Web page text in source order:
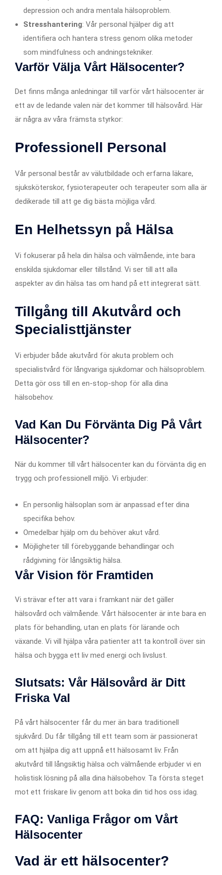
depression och andra mentala hälsoproblem.
Stresshantering: Vår personal hjälper dig att
identifiera och hantera stress genom olika metoder
som mindfulness och andningstekniker.
Varför Välja Vårt Hälsocenter?
Det finns många anledningar till varför vårt hälsocenter är
ett av de ledande valen när det kommer till hälsovård. Här
är några av våra främsta styrkor:
Professionell Personal
Vår personal består av välutbildade och erfarna läkare,
sjuksköterskor, fysioterapeuter och terapeuter som alla är
dedikerade till att ge dig bästa möjliga vård.
En Helhetssyn på Hälsa
Vi fokuserar på hela din hälsa och välmående, inte bara
enskilda sjukdomar eller tillstånd. Vi ser till att alla
aspekter av din hälsa tas om hand på ett integrerat sätt.
Tillgång till Akutvård och
Specialisttjänster
Vi erbjuder både akutvård för akuta problem och
specialistvård för långvariga sjukdomar och hälsoproblem.
Detta gör oss till en en-stop-shop för alla dina
hälsobehov.
Vad Kan Du Förvänta Dig På Vårt
Hälsocenter?
När du kommer till vårt hälsocenter kan du förvänta dig en
trygg och professionell miljö. Vi erbjuder:
En personlig hälsoplan som är anpassad efter dina
specifika behov.
Omedelbar hjälp om du behöver akut vård.
Möjligheter till förebyggande behandlingar och
rådgivning för långsiktig hälsa.
Vår Vision för Framtiden
Vi strävar efter att vara i framkant när det gäller
hälsovård och välmående. Vårt hälsocenter är inte bara en
plats för behandling, utan en plats för lärande och
växande. Vi vill hjälpa våra patienter att ta kontroll över sin
hälsa och bygga ett liv med energi och livslust.
Slutsats: Vår Hälsovård är Ditt
Friska Val
På vårt hälsocenter får du mer än bara traditionell
sjukvård. Du får tillgång till ett team som är passionerat
om att hjälpa dig att uppnå ett hälsosamt liv. Från
akutvård till långsiktig hälsa och välmående erbjuder vi en
holistisk lösning på alla dina hälsobehov. Ta första steget
mot ett friskare liv genom att boka din tid hos oss idag.
FAQ: Vanliga Frågor om Vårt
Hälsocenter
Vad är ett hälsocenter?